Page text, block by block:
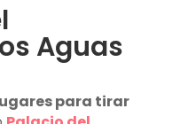
Aguas
para tirar